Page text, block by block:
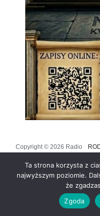
Copyright © 2026 Radio
Ta strona korzysta z
najwyższym poziomie.
że
Zgoda